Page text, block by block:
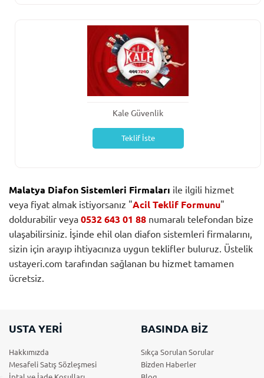
Kale Güvenlik
Teklif İste
Malatya Diafon Sistemleri Firmaları ile ilgili hizmet
veya fiyat almak istiyorsanız "Acil Teklif Formunu"
doldurabilir veya 0532 643 01 88 numaralı telefondan bize
ulaşabilirsiniz. İşinde ehil olan diafon sistemleri firmalarını,
sizin için arayıp ihtiyacınıza uygun teklifler buluruz. Üstelik
ustayeri.com tarafından sağlanan bu hizmet tamamen
ücretsiz.
USTA YERİ
Hakkımızda
Mesafeli Satış Sözleşmesi
BASINDA BİZ
Sıkça Sorulan Sorular
Bizden Haberler